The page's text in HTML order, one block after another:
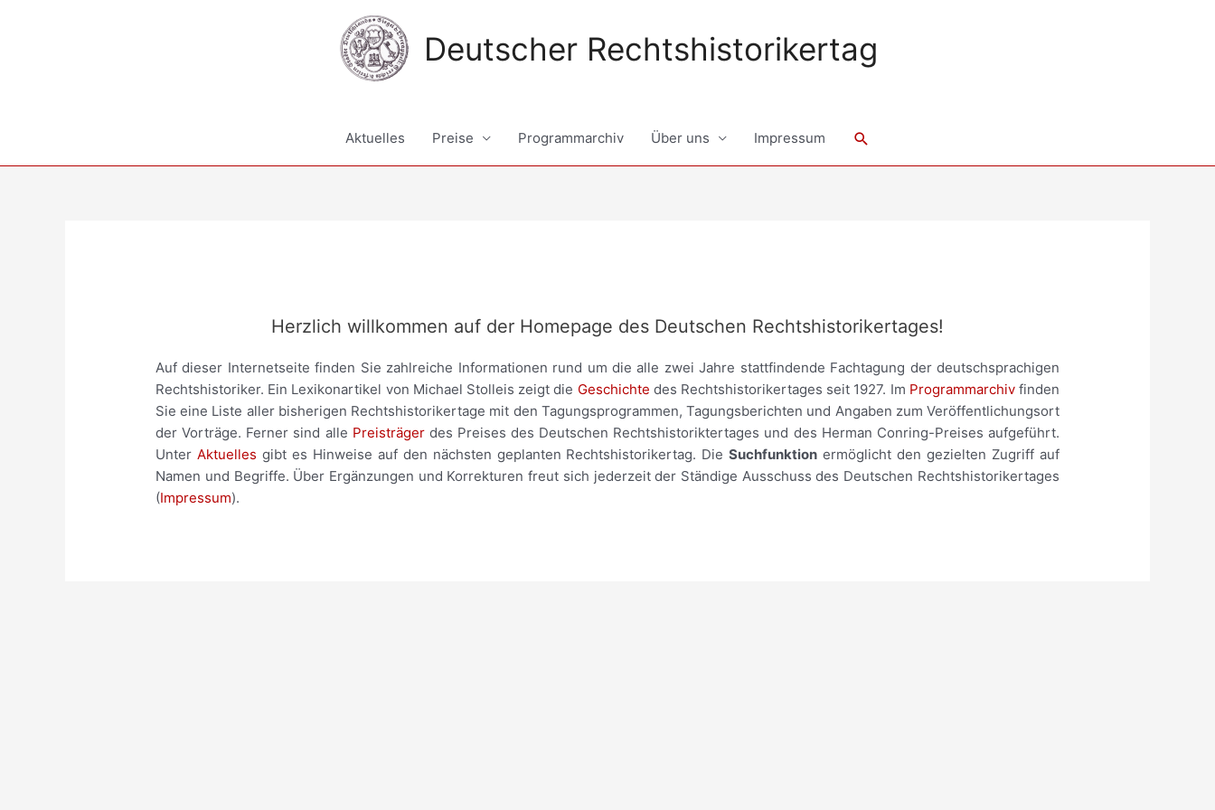
Deutscher Rechtshistorikertag
Aktuelles Preise Programmarchiv Über uns Impressum Suche
Herzlich willkommen auf der Homepage des Deutschen Rechtshistorikertages!
Auf dieser Internetseite finden Sie zahlreiche Informationen rund um die alle zwei Jahre stattfindende Fachtagung der deutschsprachigen
Rechtshistoriker. Ein Lexikonartikel von Michael Stolleis zeigt die Geschichte des Rechtshistorikertages seit 1927. Im Programmarchivfinden
Sie eine Liste aller bisherigen Rechtshistorikertage mit den Tagungsprogrammen, Tagungsberichten und Angaben zum Veröffentlichungsort
der Vorträge. Ferner sind alle Preisträgerdes Preises des Deutschen Rechtshistoriktertages und des Herman Conring-Preises aufgeführt.
Unter Aktuelles gibt es Hinweise auf den nächsten geplanten Rechtshistorikertag. DieSuchfunktion ermöglicht den gezielten Zugriff auf
Namen und Begriffe. Über Ergänzungen und Korrekturen freut sich jederzeit der Ständige Ausschuss des Deutschen Rechtshistorikertages
(Impressum).